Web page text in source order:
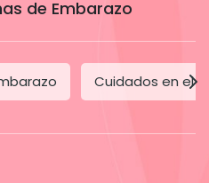
de Embarazo
Cuidados en el